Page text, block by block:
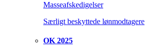
Masseafskedigelser
Særligt beskyttede lønmodtagere
OK 2025